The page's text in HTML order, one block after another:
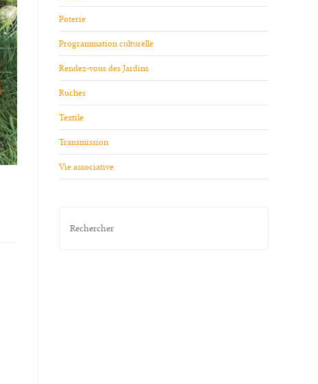
Poterie
Programmation culturelle
Rendez-vous des Jardins
Ruches
Textile
Transmission
Vie associative